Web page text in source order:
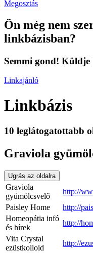
Megosztás
Ön még nem
linkbázisban?
Semmi gond! Küldje
Linkajánló
Linkbázis
10 leglátogatottabb
Graviola
Ugrás az oldalra
Graviola
gyümölcsvelő
http://
Paisley Home
http://
Homeopátia infó
és hírek
http://
Vita Crystal
ezüstkolloid
http://